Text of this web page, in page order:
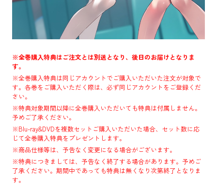
※全巻購入特典はご注文とは別送となり、後日のお届けとなりま
す。
※全巻購入特典は同じアカウントでご購入いただいた注文が対象で
す。各巻をご購入いただく際は、必ず同じアカウントをご登録くだ
さい。
※特典対象期間以降に全巻購入いただいても特典は付属しません。
予めご了承ください。
※Blu-ray&DVDを複数セットご購入いただいた場合、セット数に応
じて全巻購入特典をプレゼントします。
※商品仕様等は、予告なく変更になる場合がございます。
※特典につきましては、予告なく終了する場合があります。予めご
了承ください。期間中であっても特典は無くなり次第終了となりま
す。